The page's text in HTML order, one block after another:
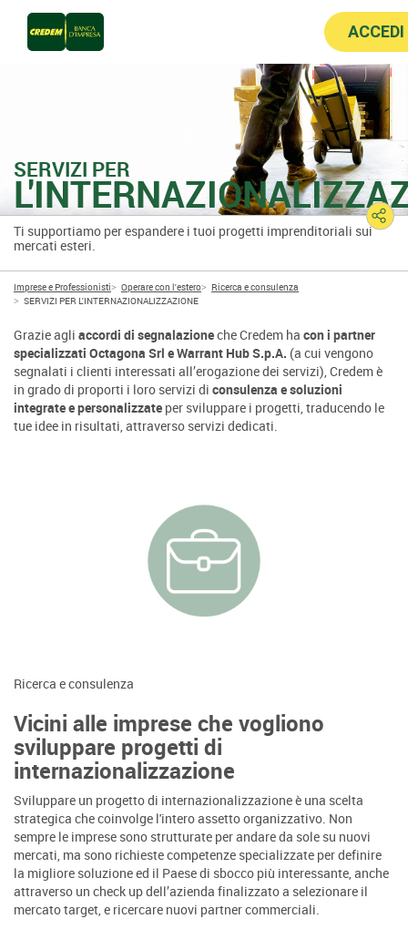
ACCEDI
SERVIZI PER
Ti supportiamo per espandere i tuoi progetti imprenditoriali sui
mercati esteri.
Imprese e Professionisti Operare con l'estero
Ricerca e consulenza
SERVIZI PER L'INTERNAZIONALIZZAZIONE
Grazie agli accordi di segnalazioneche Credem ha con i partner
specializzati Octagona Srl e Warrant Hub S.p.A. (a cui vengono
segnalati i clienti interessati all’erogazione dei servizi), Credem è
in grado di proporti i loro servizi di consulenza e soluzioni
integrate e personalizzate per sviluppare i progetti, traducendo le
tue idee in risultati, attraverso servizi dedicati.
Ricerca e consulenza
Vicini alle imprese che vogliono
sviluppare progetti di
internazionalizzazione
Sviluppare un progetto di internazionalizzazione è una scelta
strategica che coinvolge l'intero assetto organizzativo. Non
sempre le imprese sono strutturate per andare da sole su nuovi
mercati, ma sono richieste competenze specializzate per definire
la migliore soluzione ed il Paese di sbocco più interessante, anche
attraverso un check up dell’azienda finalizzato a selezionare il
mercato target, e ricercare nuovi partner commerciali.